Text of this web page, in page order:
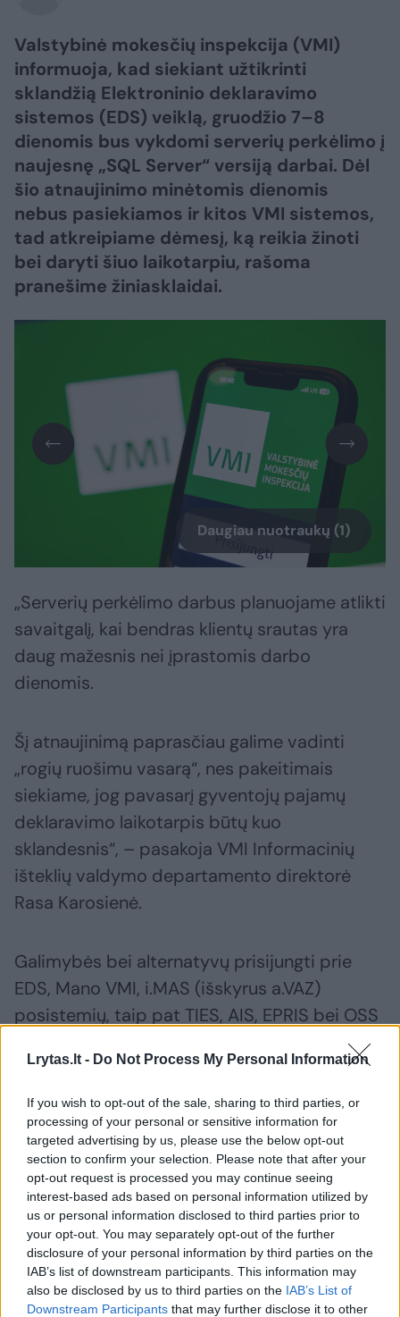
Lrytas.lt - Do Not Process My Personal Information
If you wish to opt-out of the sale, sharing to third parties, or
processing of your personal or sensitive information for
targeted advertising by us, please use the below opt-out
section to confirm your selection. Please note that after your
opt-out request is processed you may continue seeing
interest-based ads based on personal information utilized by
us or personal information disclosed to third parties prior to
your opt-out. You may separately opt-out of the further
disclosure of your personal information by third parties on the
IAB’s list of downstream participants. This information may
also be disclosed by us to third parties on the IAB’s List of
Downstream Participants that may further disclose it to other
Valstybinė mokesčių inspekcija (VMI)
informuoja, kad siekiant užtikrinti
sklandžią Elektroninio deklaravimo
sistemos (EDS) veiklą, gruodžio 7–8
dienomis bus vykdomi serverių perkėlimo į
naujesnę „SQL Server“ versiją darbai. Dėl
šio atnaujinimo minėtomis dienomis
nebus pasiekiamos ir kitos VMI sistemos,
tad atkreipiame dėmesį, ką reikia žinoti
bei daryti šiuo laikotarpiu, rašoma
pranešime žiniasklaidai.
Daugiau nuotraukų (1)
„Serverių perkėlimo darbus planuojame atlikti
savaitgalį, kai bendras klientų srautas yra
daug mažesnis nei įprastomis darbo
dienomis.
Šį atnaujinimą paprasčiau galime vadinti
„rogių ruošimu vasarą“, nes pakeitimais
siekiame, jog pavasarį gyventojų pajamų
deklaravimo laikotarpis būtų kuo
sklandesnis“, – pasakoja VMI Informacinių
išteklių valdymo departamento direktorė
Rasa Karosienė.
Galimybės bei alternatyvų prisijungti prie
EDS, Mano VMI, i.MAS (išskyrus a.VAZ)
posistemių, taip pat TIES, AIS, EPRIS bei OSS
– nebus. Visus numatytus darbus bus galima
atlikti nuo gruodžio 9 d.
Susiję straipsniai